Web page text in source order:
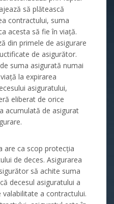
să plătească
contractului, suma
acesta să fie în viață.
din primele de asigurare
de asigurător.
suma asigurată numai
la expirarea
asiguratului,
eliberat de orice
acumulată de asigurat
are ca scop protecția
de deces. Asigurarea
să achite suma
decesul asiguratului a
a contractului.